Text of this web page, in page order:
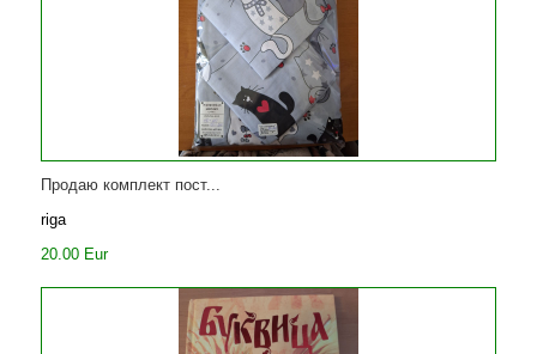
Продаю комплект пост...
riga
20.00 Eur